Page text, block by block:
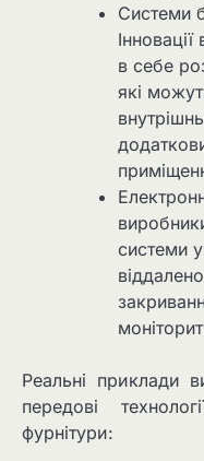
Системи
в себе
які
системи
Реальні приклади
передові
фурнітури: